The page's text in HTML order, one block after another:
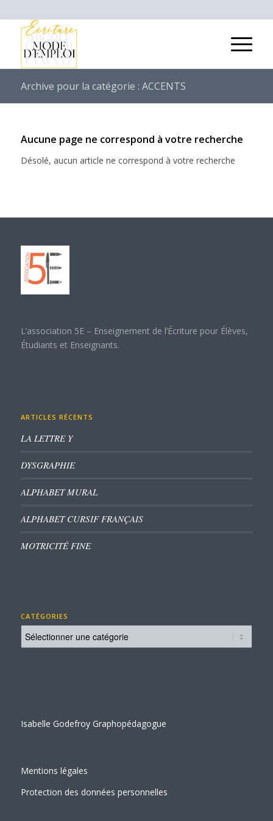
Archive pour la catégorie : ACCENTS
Aucune page ne correspond à votre recherche
Désolé, aucun article ne correspond à votre recherche
L’association 5E – Enseignement de l’Écriture pour Élèves,
Étudiants et Enseignants.
ARTICLES RÉCENTS
LA LETTRE Y
DYSGRAPHIE
ALPHABET MURAL
ALPHABET CURSIF FRANÇAIS
MOTRICITÉ FINE
CATÉGORIES
Catégories
Isabelle Godefroy Graphopédagogue
Mentions légales
Protection des données personnelles